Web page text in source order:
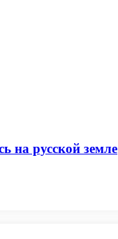
на русской земле